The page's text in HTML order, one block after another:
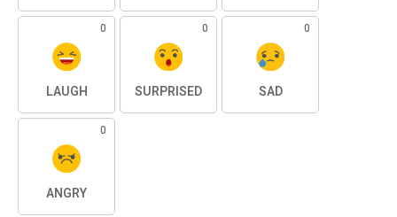
0
LAUGH
0
SURPRISED
0
SAD
0
ANGRY